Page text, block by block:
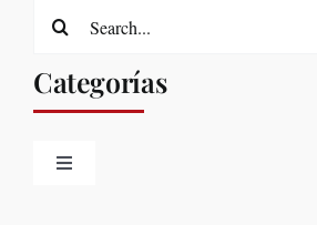
Search
Categorías
Toggle